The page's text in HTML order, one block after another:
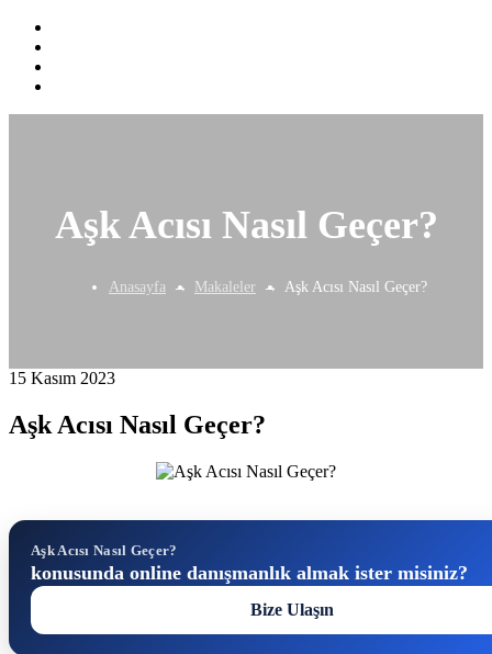
Aşk Acısı Nasıl Geçer?
Anasayfa Makaleler Aşk Acısı Nasıl Geçer?
15 Kasım 2023
Aşk Acısı Nasıl Geçer?
Aşk Acısı Nasıl Geçer?
konusunda online danışmanlık almak ister misiniz?
Bize Ulaşın